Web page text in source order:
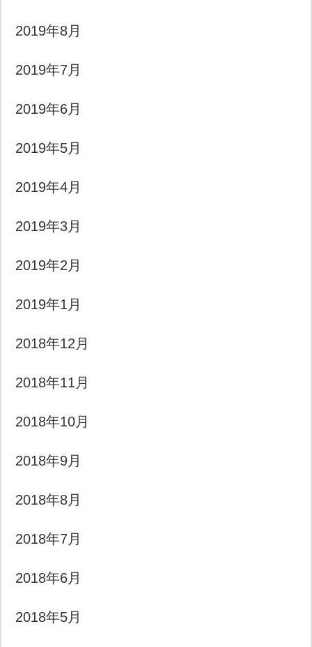
2019年8月
2019年7月
2019年6月
2019年5月
2019年4月
2019年3月
2019年2月
2019年1月
2018年12月
2018年11月
2018年10月
2018年9月
2018年8月
2018年7月
2018年6月
2018年5月